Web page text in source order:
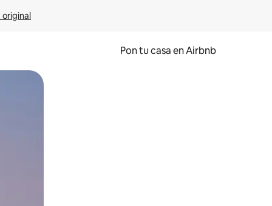
original
Pon tu casa en Airbnb